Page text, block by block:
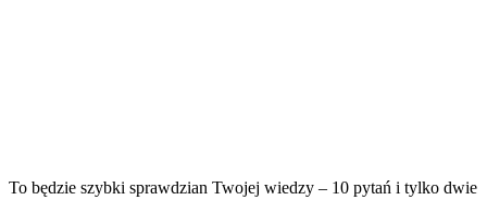
To będzie szybki sprawdzian Twojej wiedzy – 10 pytań i tylko dwie